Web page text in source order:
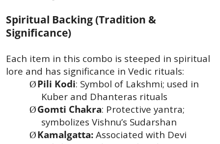
Spiritual Backing (Tradition &
Significance)
Each item in this combo is steeped in spiritual
lore and has significance in Vedic rituals:
ØPili Kodi: Symbol of Lakshmi; used in
Kuber and Dhanteras rituals
ØGomti Chakra: Protective yantra;
symbolizes Vishnu’s Sudarshan
ØKamalgatta: Associated with Devi